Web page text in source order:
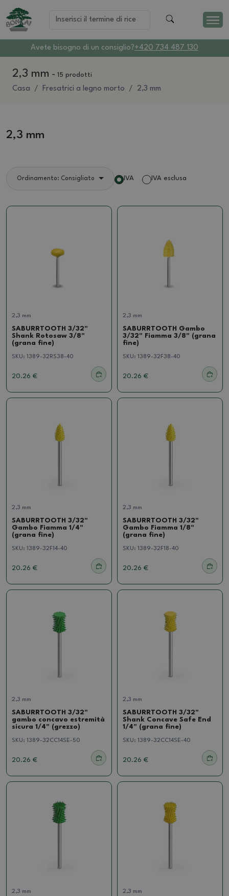
Avete bisogno di un consiglio?+420 734 487 130
2,3 mm - 15 prodotti
Casa Fresatrici a legno morto 2,3 mm
2,3 mm
Ordinamento: Consigliato IVA IVA esclusa
2,3 mm
SABURRTOOTH 3/32"
Shank Rotosaw 3/8"
(grana fine)
SKU: 1389-32RS38-40
20.26 €
2,3 mm
SABURRTOOTH Gambo
3/32" Fiamma 3/8" (grana
fine)
SKU: 1389-32F38-40
20.26 €
2,3 mm
SABURRTOOTH 3/32"
Gambo Fiamma 1/4"
(grana fine)
SKU: 1389-32F14-40
20.26 €
2,3 mm
SABURRTOOTH 3/32"
Gambo Fiamma 1/8"
(grana fine)
SKU: 1389-32F18-40
20.26 €
2,3 mm
SABURRTOOTH 3/32"
gambo concavo estremità
sicura 1/4" (grezzo)
SKU: 1389-32CC14SE-50
20.26 €
2,3 mm
SABURRTOOTH 3/32"
Shank Concave Safe End
1/4" (grana fine)
SKU: 1389-32CC14SE-40
20.26 €
2,3 mm 2,3 mm